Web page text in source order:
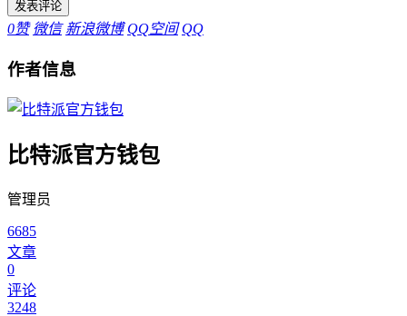
0赞 微信 新浪微博 QQ空间 QQ
作者信息
比特派官方钱包
管理员
6685
文章
0
评论
3248